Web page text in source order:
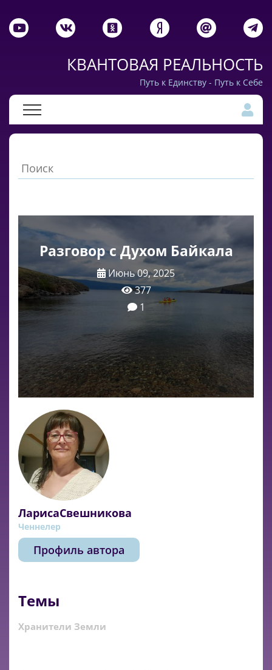
КВАНТОВАЯ РЕАЛЬНОСТЬ
Путь к Единству - Путь к Себе
Разговор с Духом Байкала
Июнь 09, 2025
377
1
ЛарисаСвешникова
Ченнелер
Профиль автора
Темы
Хранители Земли